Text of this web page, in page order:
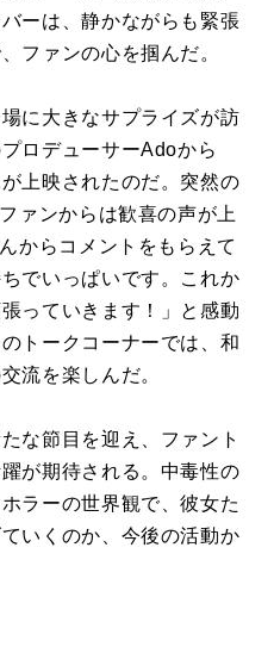
ーは、静かながらも緊張
ファンの心を掴んだ。
に大きなサプライズが訪
ロデューサーAdoから
上映されたのだ。突然の
ァンからは歓喜の声が上
からコメントをもらえて
でいっぱいです。これか
っていきます！」と感動
トークコーナーでは、和
流を楽しんだ。
な節目を迎え、ファント
が期待される。中毒性の
ラーの世界観で、彼女た
いくのか、今後の活動か